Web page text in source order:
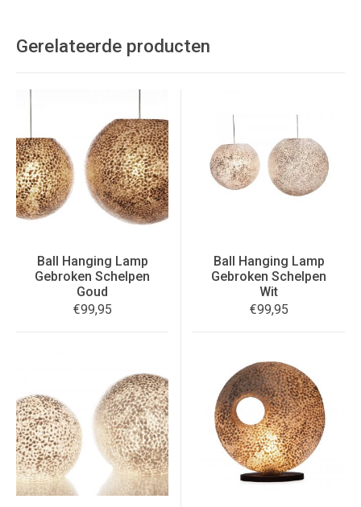
Gerelateerde producten
Ball Hanging Lamp
Gebroken Schelpen
Goud
€99,95
Ball Hanging Lamp
Gebroken Schelpen
Wit
€99,95